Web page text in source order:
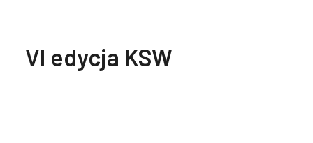
VI edycja KSW
studenckie